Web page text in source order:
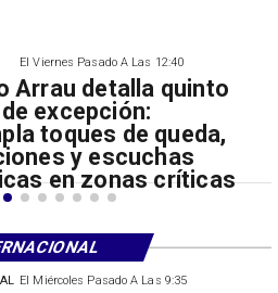
El Miércoles Pasado A Las 9:35
El Viernes Pasado A Las 12:40
Arrau detalla quinto
excepción:
toques de queda,
y escuchas
en zonas críticas